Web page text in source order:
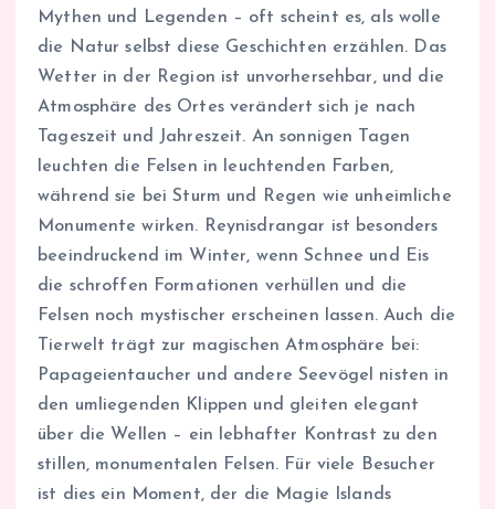
Mythen und Legenden – oft scheint es, als wolle
die Natur selbst diese Geschichten erzählen. Das
Wetter in der Region ist unvorhersehbar, und die
Atmosphäre des Ortes verändert sich je nach
Tageszeit und Jahreszeit. An sonnigen Tagen
leuchten die Felsen in leuchtenden Farben,
während sie bei Sturm und Regen wie unheimliche
Monumente wirken. Reynisdrangar ist besonders
beeindruckend im Winter, wenn Schnee und Eis
die schroffen Formationen verhüllen und die
Felsen noch mystischer erscheinen lassen. Auch die
Tierwelt trägt zur magischen Atmosphäre bei:
Papageientaucher und andere Seevögel nisten in
den umliegenden Klippen und gleiten elegant
über die Wellen – ein lebhafter Kontrast zu den
stillen, monumentalen Felsen. Für viele Besucher
ist dies ein Moment, der die Magie Islands